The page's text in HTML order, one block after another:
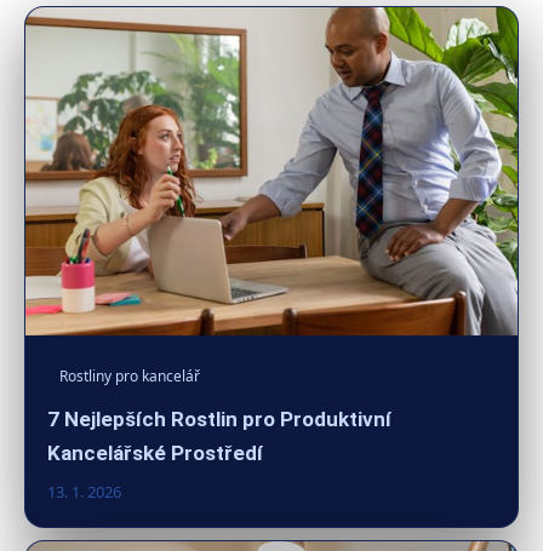
Rostliny pro kancelář
7 Nejlepších Rostlin pro Produktivní
Kancelářské Prostředí
13. 1. 2026